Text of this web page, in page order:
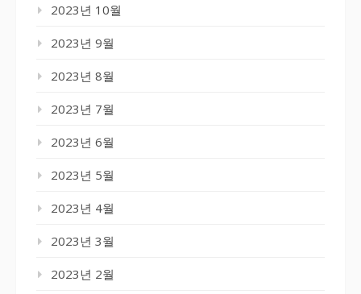
2023년 10월
2023년 9월
2023년 8월
2023년 7월
2023년 6월
2023년 5월
2023년 4월
2023년 3월
2023년 2월